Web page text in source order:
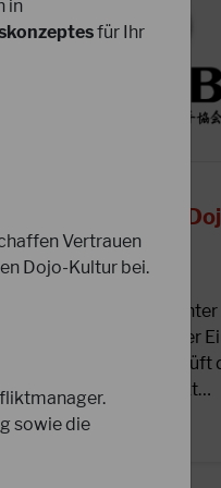
der
DJKB-Mitglieder,
Dojos“ sind viele der
aktuell. Bitte überprüft
eurem Dojo und schickt…
in
für Ihr
Vertrauen
Dojo-Kultur bei.
sowie die